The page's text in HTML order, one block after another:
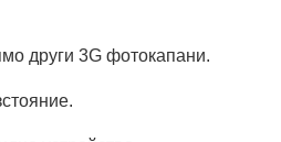
други 3G фотокапани.